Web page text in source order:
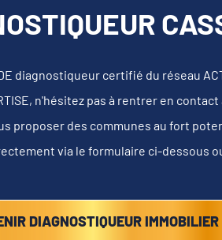
diagnostiqueur certifié du réseau
n'hésitez pas à rentrer en
proposer des communes au fort
via le formulaire ci-dessous
DIAGNOSTIQUEUR IMMOBILIER